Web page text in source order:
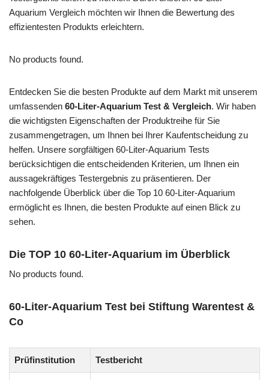
Aquarium Vergleich möchten wir Ihnen die Bewertung des
effizientesten Produkts erleichtern.
No products found.
Entdecken Sie die besten Produkte auf dem Markt mit unserem
umfassenden 60-Liter-Aquarium Test & Vergleich. Wir haben
die wichtigsten Eigenschaften der Produktreihe für Sie
zusammengetragen, um Ihnen bei Ihrer Kaufentscheidung zu
helfen. Unsere sorgfältigen 60-Liter-Aquarium Tests
berücksichtigen die entscheidenden Kriterien, um Ihnen ein
aussagekräftiges Testergebnis zu präsentieren. Der
nachfolgende Überblick über die Top 10 60-Liter-Aquarium
ermöglicht es Ihnen, die besten Produkte auf einen Blick zu
sehen.
Die TOP 10 60-Liter-Aquarium im Überblick
No products found.
60-Liter-Aquarium Test bei Stiftung Warentest &
Co
Prüfinstitution Testbericht